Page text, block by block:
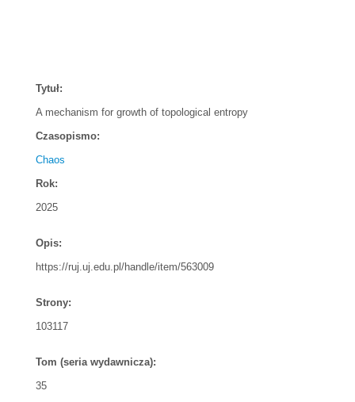
Tytuł:
A mechanism for growth of topological entropy
Czasopismo:
Chaos
Rok:
2025
Opis:
https://ruj.uj.edu.pl/handle/item/563009
Strony:
103117
Tom (seria wydawnicza):
35